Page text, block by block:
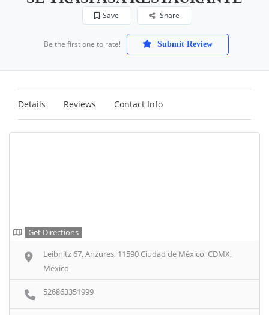
Save Share
Be the first one to rate! Submit Review
Details Reviews Contact Info
Get Directions
Leibnitz 67, Anzures, 11590 Ciudad de México, CDMX,
México
526863351999